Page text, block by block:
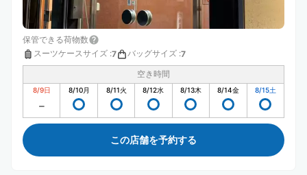
保管できる荷物数
スーツケースサイズ :7 バッグサイズ :7
空き時間
8/9日 8/10月 8/11火 8/12水 8/13木 8/14金 8/15土
この店舗を予約する